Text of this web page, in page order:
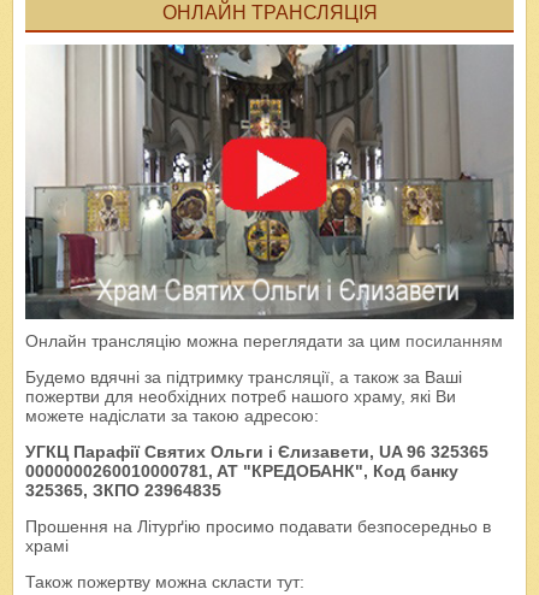
ОНЛАЙН ТРАНСЛЯЦІЯ
Онлайн трансляцію можна переглядати за цим посиланням
Будемо вдячні за підтримку трансляції, а також за Ваші
пожертви для необхідних потреб нашого храму, які Ви
можете надіслати за такою адресою:
УГКЦ Парафії Святих Ольги і Єлизавети, UA 96 325365
0000000260010000781, AT "КРЕДОБАНК", Код банку
325365, ЗКПО 23964835
Прошення на Літурґію просимо подавати безпосередньо в
храмі
Також пожертву можна скласти тут: